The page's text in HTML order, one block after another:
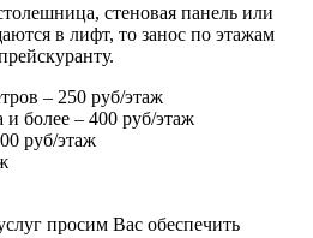
стеновая панель или
в лифт, то занос по этажам
– 250 руб/этаж
более – 400 руб/этаж
руб/этаж
просим Вас обеспечить